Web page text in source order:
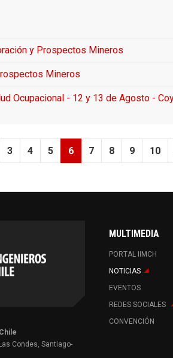
y Prospectos Mineros
Mineros
Ocupacional - 12 y 13 de Agosto -
3 4 5 6 7 8 9 10
Condes, Santiago-
MULTIMEDIA
PORTAL IIMCH
NOTICIAS
EVENTOS
REDES SOCIALES
CONVENCIÓN